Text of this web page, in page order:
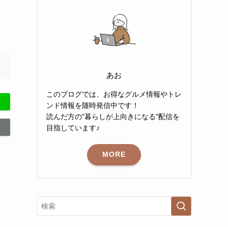
あお
このブログでは、お得なグルメ情報やトレ
ンド情報を随時発信中です！
読んだ方の"暮らしが上向きになる"配信を
目指しています♪
MORE